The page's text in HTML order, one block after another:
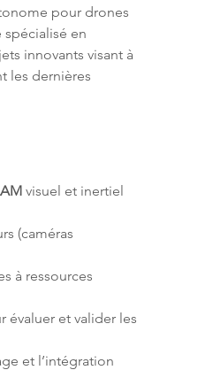
pour drones
spécialisé en
innovants visant à
les dernières
visuel et inertiel
(caméras
à ressources
évaluer et valider les
et l’intégration